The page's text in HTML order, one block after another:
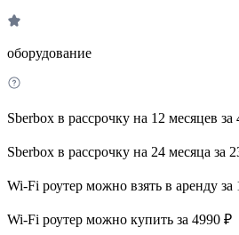
оборудование
Sberbox в рассрочку на 12 месяцев за
Sberbox в рассрочку на 24 месяца за
Wi-Fi роутер можно взять в аренду за
Wi-Fi роутер можно купить за 4990 ₽